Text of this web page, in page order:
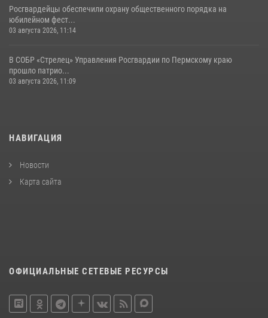
Росгвардейцы обеспечили охрану общественного порядка на
юбилейном фест...
03 августа 2026, 11:14
В СОБР «Стрелец» Управления Росгвардии по Пермскому краю
прошло патрио...
03 августа 2026, 11:09
НАВИГАЦИЯ
Новости
Карта сайта
ОФИЦИАЛЬНЫЕ СЕТЕВЫЕ РЕСУРСЫ